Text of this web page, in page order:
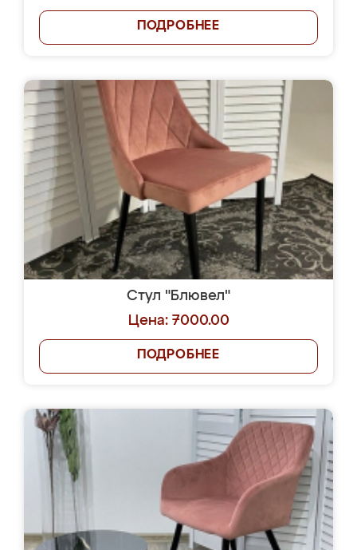
ПОДРОБНЕЕ
Стул "Блювел"
Цена: 7000.00
ПОДРОБНЕЕ